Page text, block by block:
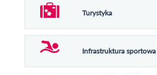
Turystyka
Infrastruktura sportowa